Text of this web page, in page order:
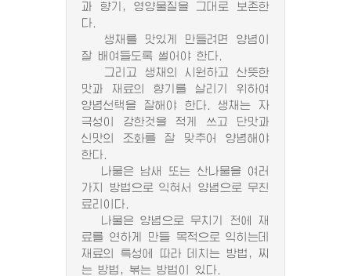
과 향기, 영양물질을 그대로 보존한
다.
생채를 맛있게 만들려면 양념이
잘 배여들도록 썰어야 한다.
그리고 생채의 시원하고 산뜻한
맛과 재료의 향기를 살리기 위하여
양념선택을 잘해야 한다. 생채는 자
극성이 강한것을 적게 쓰고 단맛과
신맛의 조화를 잘 맞추어 양념해야
한다.
나물은 남새 또는 산나물을 여러
가지 방법으로 익혀서 양념으로 무친
료리이다.
나물은 양념으로 무치기 전에 재
료를 연하게 만들 목적으로 익히는데
재료의 특성에 따라 데치는 방법, 찌
는 방법, 볶는 방법이 있다.